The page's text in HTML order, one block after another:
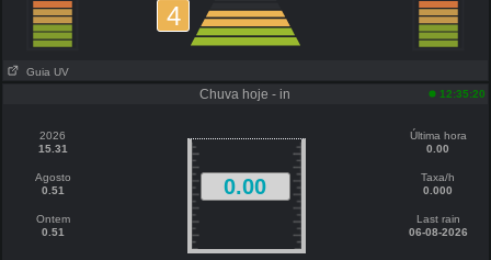
4
Guia UV
Chuva hoje - in 12:35:20
2026
15.31
Agosto
0.51
Ontem
0.51
0.00
Última hora
0.00
Taxa/h
0.000
Last rain
06-08-2026